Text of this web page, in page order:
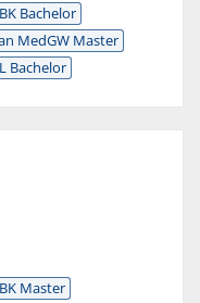
Bachelor
MedGW Master
Bachelor
Master